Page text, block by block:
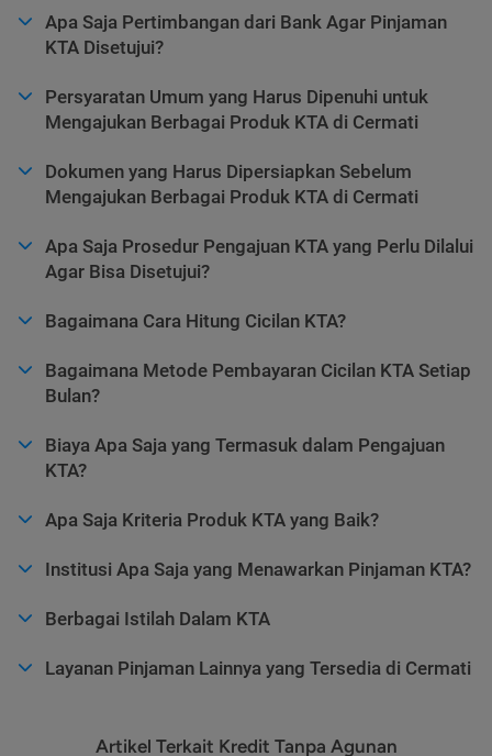
Apa Saja Pertimbangan dari Bank Agar Pinjaman
KTA Disetujui?
Persyaratan Umum yang Harus Dipenuhi untuk
Mengajukan Berbagai Produk KTA di Cermati
Dokumen yang Harus Dipersiapkan Sebelum
Mengajukan Berbagai Produk KTA di Cermati
Apa Saja Prosedur Pengajuan KTA yang Perlu Dilalui
Agar Bisa Disetujui?
Bagaimana Cara Hitung Cicilan KTA?
Bagaimana Metode Pembayaran Cicilan KTA Setiap
Bulan?
Biaya Apa Saja yang Termasuk dalam Pengajuan
KTA?
Apa Saja Kriteria Produk KTA yang Baik?
Institusi Apa Saja yang Menawarkan Pinjaman KTA?
Berbagai Istilah Dalam KTA
Layanan Pinjaman Lainnya yang Tersedia di Cermati
Artikel Terkait Kredit Tanpa Agunan